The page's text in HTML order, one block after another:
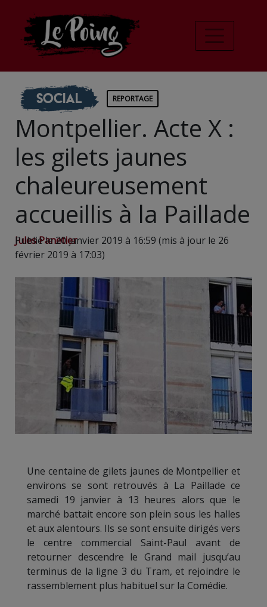
Social REPORTAGE
Montpellier. Acte X :
les gilets jaunes
chaleureusement
accueillis à la Paillade
Jules Panetier
Publié le 20 janvier 2019 à 16:59 (mis à jour le 26
février 2019 à 17:03)
Une centaine de gilets jaunes de Montpellier et
environs se sont retrouvés à La Paillade ce
samedi 19 janvier à 13 heures alors que le
marché battait encore son plein sous les halles
et aux alentours. Ils se sont ensuite dirigés vers
le centre commercial Saint-Paul avant de
retourner descendre le Grand mail jusqu’au
terminus de la ligne 3 du Tram, et rejoindre le
rassemblement plus habituel sur la Comédie.